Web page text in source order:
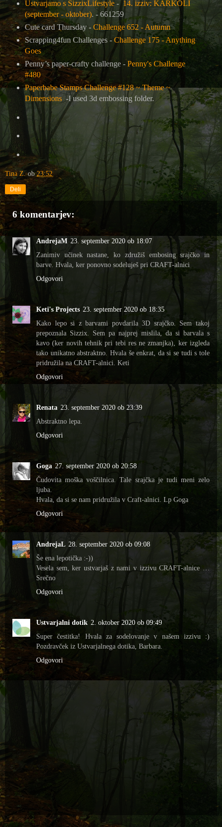
Ustvarjamo s SizzixLifestyle- 14. izziv: KARKOLI
(september - oktober). - 661259
Cute card Thursday - Challenge 652 - Autumn
Scrapping4fun Challenges - Challenge 175 - Anything
Goes
Penny’s paper-crafty challenge - Penny's Challenge
#480
Paperbabe Stamps Challenge #128 ~ Theme ~
Dimensions-I used 3d embossing folder.
Tina Z. ob23:52
Deli
6 komentarjev:
AndrejaM 23. september 2020 ob 18:07
Zanimiv učinek nastane, ko združiš embosing srajčko in
barve. Hvala, ker ponovno sodeluješ pri CRAFT-alnici
Odgovori
Keti's Projects 23. september 2020 ob 18:35
Kako lepo si z barvami povdarila 3D srajčko. Sem takoj
prepoznala Sizzix. Sem pa najprej mislila, da si barvala s
kavo (ker novih tehnik pri tebi res ne zmanjka), ker izgleda
tako unikatno abstraktno. Hvala še enkrat, da si se tudi s tole
pridružila na CRAFT-alnici. Keti
Odgovori
Renata 23. september 2020 ob 23:39
Abstraktno lepa.
Odgovori
Goga 27. september 2020 ob 20:58
Čudovita moška voščilnica. Tale srajčka je tudi meni zelo
ljuba.
Hvala, da si se nam pridružila v Craft-alnici. Lp Goga
Odgovori
AndrejaL 28. september 2020 ob 09:08
Še ena lepotička :-))
Vesela sem, ker ustvarjaš z nami v izzivu CRAFT-alnice …
Srečno
Odgovori
Ustvarjalni dotik 2. oktober 2020 ob 09:49
Super čestitka! Hvala za sodelovanje v našem izzivu :)
Pozdravček iz Ustvarjalnega dotika, Barbara.
Odgovori